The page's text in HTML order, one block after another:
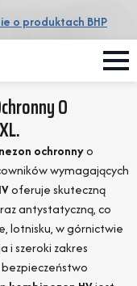
o produktach BHP
O
ochronnyo
wymagających
oferuje skuteczną
antystatyczną, co
lotnisku, w górnictwie
i szeroki zakres